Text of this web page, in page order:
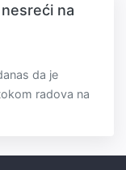
na
da je
radova na